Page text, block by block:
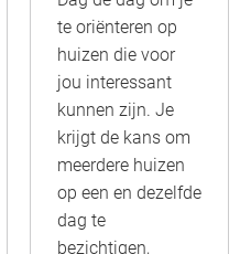
te oriënteren op
huizen die voor
jou interessant
kunnen zijn. Je
krijgt de kans om
meerdere huizen
op een en dezelfde
dag te
bezichtigen,